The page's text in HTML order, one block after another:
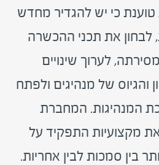
כי יש להגדיר מחדש
לבחון את תכני ההכשרה
לערוך שינויים
והגיוס של מנהיגים ולפתח
המנהיגות. המחברת
מקצועיות התפקיד על
בין סמכות לבין אחריות.